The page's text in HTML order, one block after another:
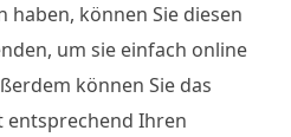
haben, können Sie diesen
um sie einfach online
können Sie das
Ihren